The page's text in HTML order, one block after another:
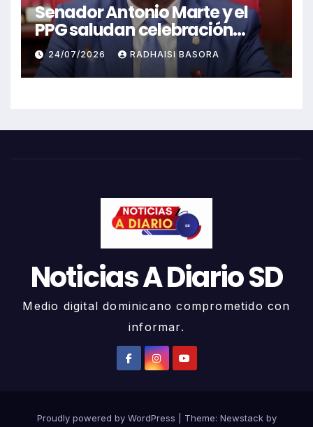
Senador Antonio Marte y el
PPG saludan celebración
Juegos Centroamericanos
24/07/2026 RADHAISI BASORA
Noticias A Diario SD
Medio digital dominicano comprometido con
informar.
Proudly powered by WordPress Theme: Newstackby